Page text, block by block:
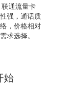
通流量卡
强，通话质
，价格相对
求选择。
始